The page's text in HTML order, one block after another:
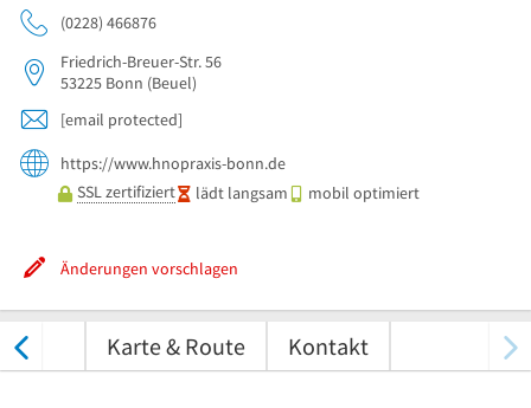
(0228) 466876
Friedrich-Breuer-Str. 56
53225 Bonn (Beuel)
[email protected]
https://www.hnopraxis-bonn.de
SSL zertifiziert
lädt langsam mobil optimiert
Änderungen vorschlagen
Karte & Route Kontakt